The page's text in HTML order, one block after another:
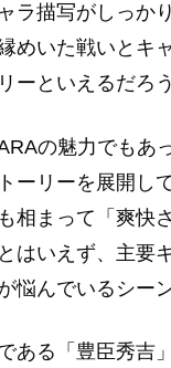
ラ描写がしっか
めいた戦いとキ
ーといえるだろ
の魅力でもあ
ーリーを展開し
相まって「爽快
はいえず、主要
悩んでいるシー
ある「豊臣秀吉